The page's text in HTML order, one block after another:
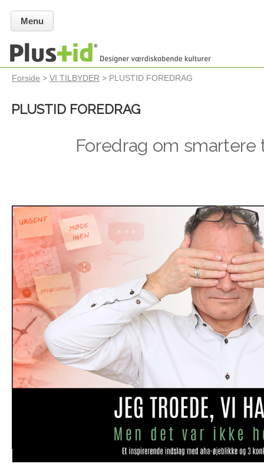
Menu
Forside >VI TILBYDER > PLUSTID FOREDRAG
PLUSTID FOREDRAG
Foredrag om